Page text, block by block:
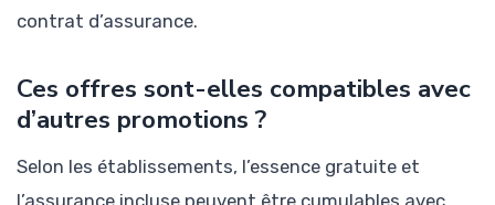
contrat d’assurance.
Ces offres sont-elles compatibles avec
d’autres promotions ?
Selon les établissements, l’essence gratuite et